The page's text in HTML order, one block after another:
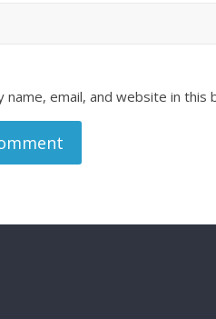
name, email, and website in